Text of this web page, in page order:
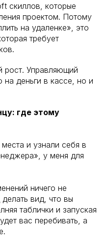
скиллов, которые
проектом. Потому
на удаленке», это
требует
рост. Управляющий
на деньги в кассе, но и
где этому
и узнали себя в
у меня для
ничего не
вид, что вы
таблички и запуская
вас перебивать, а